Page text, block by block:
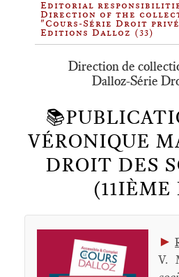
Editorial
Direction of the
"Cours-Série Droit
Editions Dalloz (33)
Direction de
Dalloz-Série
VÉRONIQUE
DROIT DES
(11IÈME
►
V.